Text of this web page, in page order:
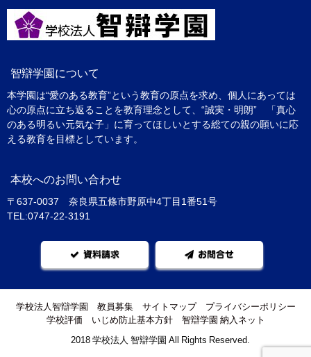
智辯学園について
本学園は“愛のある教育”という教育の原点を求め、個人にあっては
心の原点に立ち返ることを教育理念として、“誠実・明朗” 「真心
のある明るい元気な子」に育ってほしいとする総ての親の願いに応
える教育を目標としています。
本校へのお問い合わせ
〒637-0037 奈良県五條市野原中4丁目1番51号
TEL:0747-22-3191
資料請求 お問合せ
学校法人智辯学園 教員募集 サイトマップ
プライバシーポリシー
学校評価
いじめ防止基本方針 智辯学園 納入ネット
©2018 学校法人 智辯学園 All Rights Reserved.